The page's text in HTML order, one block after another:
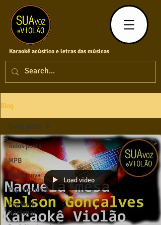
Karaokê acústico e letras das músicas
Blog
Todos posts
MPB
Bossa nova
Pop Nacional
Pop Rock
Nacional
Todos posts
Load video